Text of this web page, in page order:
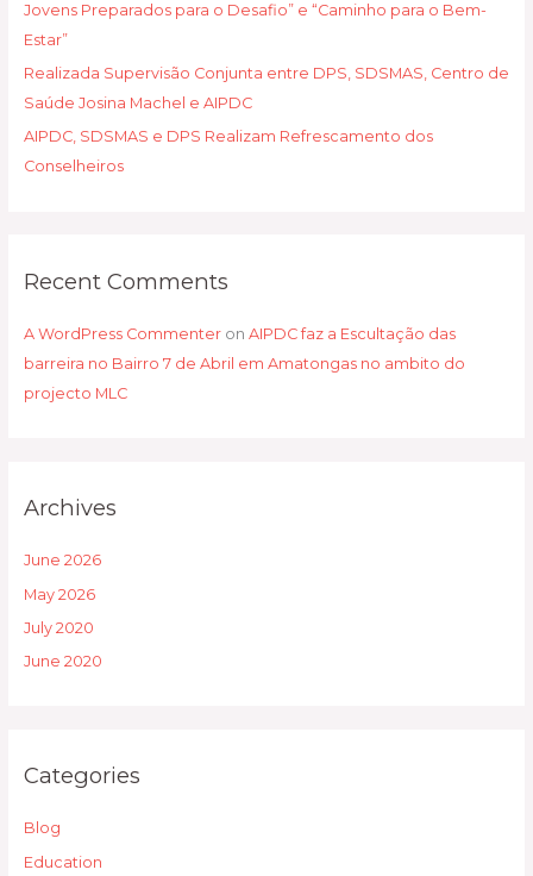
lanche
após
a
cerimônia
de
encerramento
Jovens Preparados para o Desafio” e “Caminho para o Bem-
Estar”
Realizada Supervisão Conjunta entre DPS, SDSMAS, Centro de
Saúde Josina Machel e AIPDC
AIPDC, SDSMAS e DPS Realizam Refrescamento dos
Conselheiros
Recent Comments
A WordPress Commenteron AIPDC faz a Escultação das
barreira no Bairro 7 de Abril em Amatongas no ambito do
projecto MLC
Archives
June 2026
May 2026
July 2020
June 2020
Categories
Blog
Education